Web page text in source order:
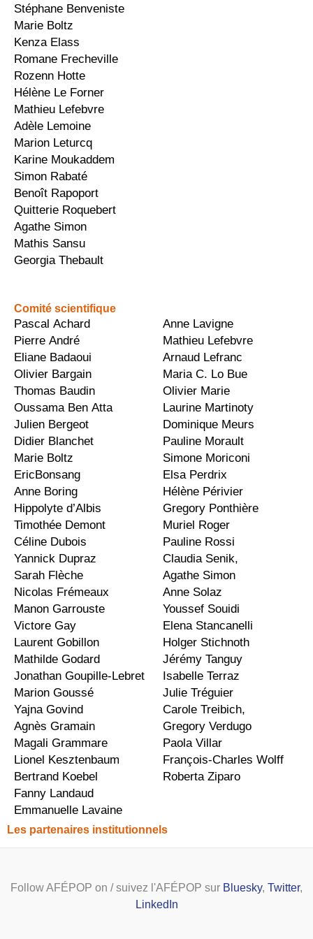
Stéphane Benveniste
Marie Boltz
Kenza Elass
Romane Frecheville
Rozenn Hotte
Hélène Le Forner
Mathieu Lefebvre
Adèle Lemoine
Marion Leturcq
Karine Moukaddem
Simon Rabaté
Benoît Rapoport
Quitterie Roquebert
Agathe Simon
Mathis Sansu
Georgia Thebault
Comité scientifique
Pascal Achard
Pierre André
Eliane Badaoui
Olivier Bargain
Thomas Baudin
Oussama Ben Atta
Julien Bergeot
Didier Blanchet
Marie Boltz
EricBonsang
Anne Boring
Hippolyte d’Albis
Timothée Demont
Céline Dubois
Yannick Dupraz
Sarah Flèche
Nicolas Frémeaux
Manon Garrouste
Victore Gay
Laurent Gobillon
Mathilde Godard
Jonathan Goupille-Lebret
Marion Goussé
Yajna Govind
Agnès Gramain
Magali Grammare
Lionel Kesztenbaum
Bertrand Koebel
Fanny Landaud
Emmanuelle Lavaine
Anne Lavigne
Mathieu Lefebvre
Arnaud Lefranc
Maria C. Lo Bue
Olivier Marie
Laurine Martinoty
Dominique Meurs
Pauline Morault
Simone Moriconi
Elsa Perdrix
Hélène Périvier
Gregory Ponthière
Muriel Roger
Pauline Rossi
Claudia Senik,
Agathe Simon
Anne Solaz
Youssef Souidi
Elena Stancanelli
Holger Stichnoth
Jérémy Tanguy
Isabelle Terraz
Julie Tréguier
Carole Treibich,
Gregory Verdugo
Paola Villar
François-Charles Wolff
Roberta Ziparo
Les partenaires institutionnels
Follow AFÉPOP on / suivez l'AFÉPOP sur Bluesky, Twitter,
LinkedIn